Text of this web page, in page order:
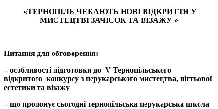
«ТЕРНОПІЛЬ ЧЕКАЮТЬ НОВІ ВІДКРИТТЯ У
МИСТЕЦТВІ ЗАЧІСОК ТА ВІЗАЖУ »
Питання для обговорення:
– особливості підготовки до V Тернопільського
відкритого конкурсу з перукарського мистецтва, нігтьової
естетики та візажу
– що пропонує сьогодні тернопільська перукарська школа